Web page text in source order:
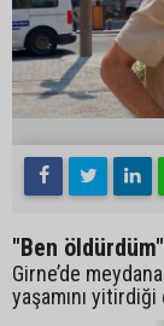
"Ben öldürdüm"
Girne’de
yaşamını